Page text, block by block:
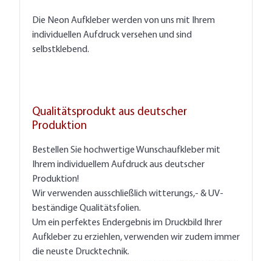
Die Neon Aufkleber werden von uns mit Ihrem
individuellen Aufdruck versehen und sind
selbstklebend.
Qualitätsprodukt aus deutscher
Produktion
Bestellen Sie hochwertige Wunschaufkleber mit
Ihrem individuellem Aufdruck aus deutscher
Produktion!
Wir verwenden ausschließlich witterungs,- & UV-
beständige Qualitätsfolien.
Um ein perfektes Endergebnis im Druckbild Ihrer
Aufkleber zu erziehlen, verwenden wir zudem immer
die neuste Drucktechnik.